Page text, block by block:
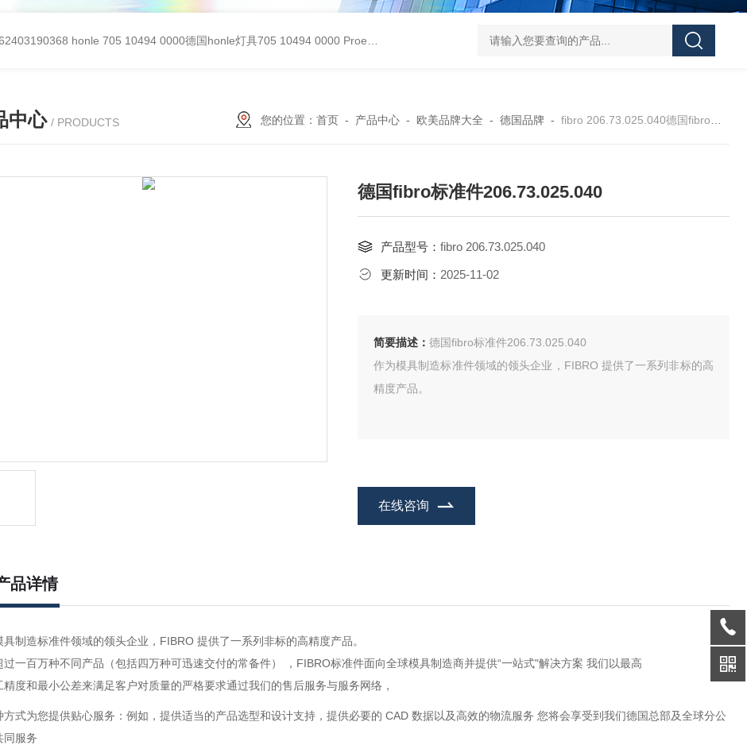
honle 705 10494 0000德国honle灯具705 10494 0000 Proemion wireless 4001德国Proemion模块CANlink wireless 4001 asutec ASU-
中心 / PRODUCTS 您的位置： 首页- 产品中心- 欧美品牌大全 - 德国品牌 - fibro 206.73.025.040德国fibro标准件206.73.025.040
德国fibro标准件206.73.025.040
产品型号： fibro 206.73.025.040
更新时间： 2025-11-02
简要描述： 德国fibro标准件206.73.025.040
作为模具制造标准件领域的领头企业，FIBRO 提供了一系列非标的高
精度产品。
在线咨询
品详情
具制造标准件领域的领头企业，FIBRO 提供了一系列非标的高精度产品。
过一百万种不同产品（包括四万种可迅速交付的常备件） ，FIBRO标准件面向全球模具制造商并提供“一站式"解决方案 我们以最高
精度和最小公差来满足客户对质量的严格要求通过我们的售后服务与服务网络，
方式为您提供贴心服务：例如，提供适当的产品选型和设计支持，提供必要的 CAD 数据以及高效的物流服务 您将会享受到我们德国总部及全球分公
同服务